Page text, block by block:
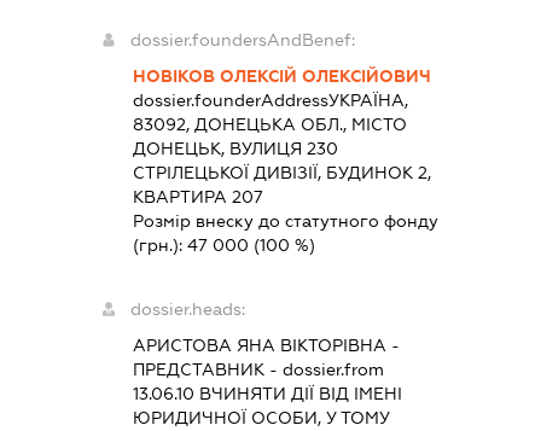
dossier.foundersAndBenef:
НОВІКОВ ОЛЕКСІЙ ОЛЕКСІЙОВИЧ
dossier.founderAddressУКРАЇНА,
83092, ДОНЕЦЬКА ОБЛ., МІСТО
ДОНЕЦЬК, ВУЛИЦЯ 230
СТРІЛЕЦЬКОЇ ДИВІЗІЇ, БУДИНОК 2,
КВАРТИРА 207
Розмір внеску до статутного фонду
(грн.): 47 000 (100 %)
dossier.heads:
АРИСТОВА ЯНА ВІКТОРІВНА -
ПРЕДСТАВНИК- dossier.from
13.06.10 ВЧИНЯТИ ДІЇ ВІД ІМЕНІ
ЮРИДИЧНОЇ ОСОБИ, У ТОМУ